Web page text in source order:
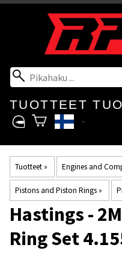
TUOTTEET
Tuotteet‪» Engines and
Pistons and Piston Rings‪»
Hastings -
Ring Set